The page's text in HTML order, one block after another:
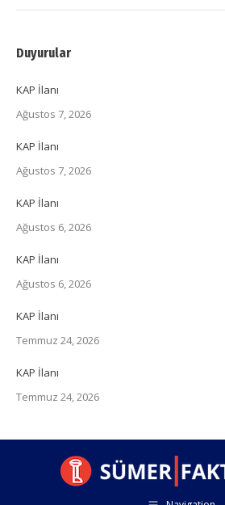
Duyurular
KAP İlanı
Ağustos 7, 2026
KAP İlanı
Ağustos 7, 2026
KAP İlanı
Ağustos 6, 2026
KAP İlanı
Ağustos 6, 2026
KAP İlanı
Temmuz 24, 2026
KAP İlanı
Temmuz 24, 2026